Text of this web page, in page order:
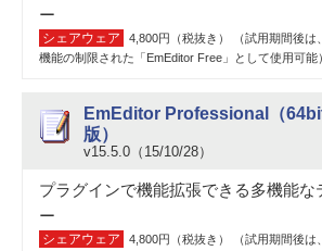
ー
シェアウェア
4,800円（税抜き） （試用期間後は
機能の制限された「EmEditor Free」として使用可能）
EmEditor Professional（
版）
v15.5.0（15/10/28）
プラグインで機能拡張できる多機能な
ー
シェアウェア
4,800円（税抜き） （試用期間後は